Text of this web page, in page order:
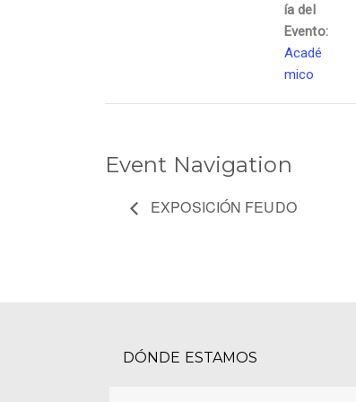
ía del
Evento:
Acadé
mico
Event Navigation
EXPOSICIÓN FEUDO
DÓNDE ESTAMOS